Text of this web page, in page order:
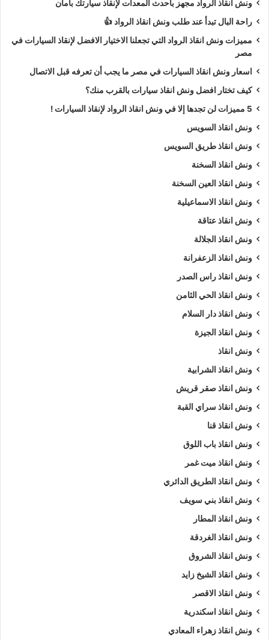
ونش انقاذ الرواد مجهز بأحدث المعدات لإنقاذ سيارتك بأمان
راحة البال تبدأ عند طلب ونش انقاذ الرواد 👍
مميزات ونش انقاذ الرواد التي تجعلنا الاختيار الافضل لإنقاذ السيارات في
مصر
اسعار ونش انقاذ السيارات في مصر ما يجب أن تعرفه قبل الاتصال
كيف تختار افضل ونش انقاذ سيارات بالقرب منك؟
5 مميزات لن تجدها إلا في ونش انقاذ الرواد لإنقاذ السيارات !
ونش انقاذ السويس
ونش انقاذ طريق السويس
ونش انقاذ السخنة
ونش انقاذ العين السخنة
ونش انقاذ الاسماعيلية
ونش انقاذ عتاقة
ونش انقاذ الجلالة
ونش انقاذ الزعفرانة
ونش انقاذ راس الصدر
ونش انقاذ الحي الثامن
ونش انقاذ دار السلام
ونش انقاذ الجيزة
ونش انقاذ
ونش انقاذ الشرابية
ونش انقاذ صقر قريش
ونش انقاذ سراي القبة
ونش انقاذ قنا
ونش انقاذ باب اللوق
ونش انقاذ ميت غمر
ونش انقاذ الطريق الدائري
ونش انقاذ بني سويف
ونش انقاذ المطار
ونش انقاذ الغردقة
ونش انقاذ الشروق
ونش انقاذ الشيخ زايد
ونش انقاذ الاقصر
ونش انقاذ اسكندرية
ونش انقاذ زهراء المعادي